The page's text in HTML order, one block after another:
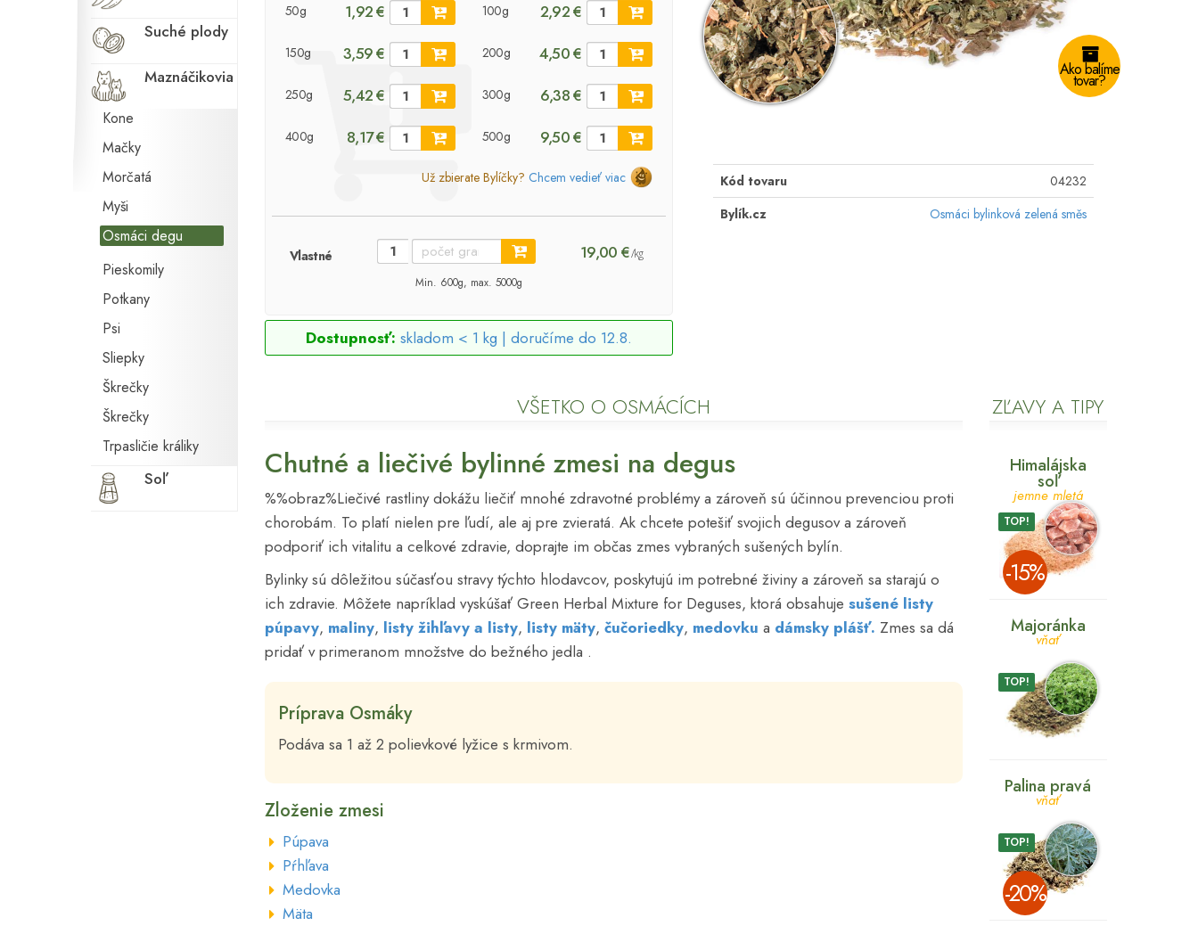
Suché plody
Maznáčikovia
Agamy
Činčily
Fretky
Kone
Mačky
Morčatá
Myši
Osmáci degu
Pieskomily
Potkany
Psi
Sliepky
Škrečky
Škrečky
Trpasličie králiky
Soľ
50g 1,92 € 100g 2,92 €
150g 3,59 € 200g 4,50 €
250g 5,42 € 300g 6,38 €
400g 8,17 € 500g 9,50 €
Už zbierate Bylíčky? Chcem vedieť viac
Vlastné 19,00 €/kg
Min. 600g, max. 5000g
Dostupnosť: skladom < 1 kg | doručíme do 12.8.
Ako balíme
tovar?
Kód tovaru
04232
Bylík.cz
Osmáci bylinková zelená směs
VŠETKO O OSMÁCÍCH
Chutné a liečivé bylinné zmesi na degus
%%obraz%Liečivé rastliny dokážu liečiť mnohé zdravotné problémy a zároveň sú účinnou prevenciou proti
chorobám. To platí nielen pre ľudí, ale aj pre zvieratá. Ak chcete potešiť svojich degusov a zároveň
podporiť ich vitalitu a celkové zdravie, doprajte im občas zmes vybraných sušených bylín.
Bylinky sú dôležitou súčasťou stravy týchto hlodavcov, poskytujú im potrebné živiny a zároveň sa starajú o
ich zdravie. Môžete napríklad vyskúšať Green Herbal Mixture for Deguses, ktorá obsahuje sušené listy
púpavy, maliny, listy žihľavy a listy, listy mäty, čučoriedky, medovku a dámsky plášť. Zmes sa dá
pridať v primeranom množstve do bežného jedla .
Príprava Osmáky
Podáva sa 1 až 2 polievkové lyžice s krmivom.
Zloženie zmesi
Púpava
Pŕhľava
Medovka
Mäta
ZĽAVY A TIPY
Himalájska
soľ
jemne mletá
TOP!
­-15%
Majoránka
vňať
TOP!
Palina pravá
vňať
TOP!
­-20%